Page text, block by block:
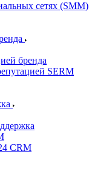
сетях (SMM)
бренда
SERM
CRM